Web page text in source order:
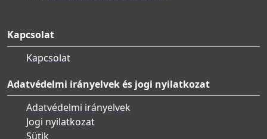
Kapcsolat
Kapcsolat
Adatvédelmi irányelvek és jogi nyilatkozat
Adatvédelmi irányelvek
Jogi nyilatkozat
Sütik